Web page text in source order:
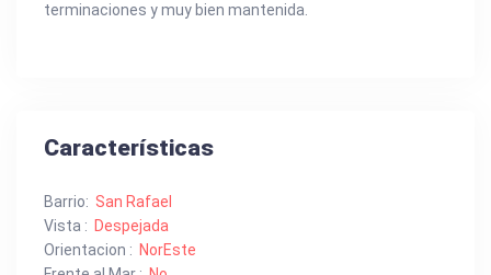
terminaciones y muy bien mantenida.
Características
Barrio: San Rafael
Vista : Despejada
Orientacion : NorEste